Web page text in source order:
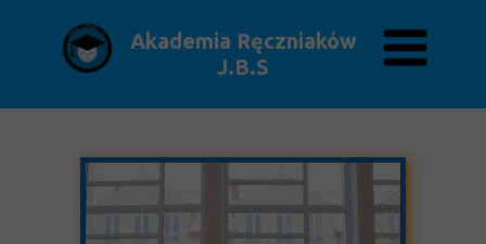
Akademia Ręczniaków
J.B.S